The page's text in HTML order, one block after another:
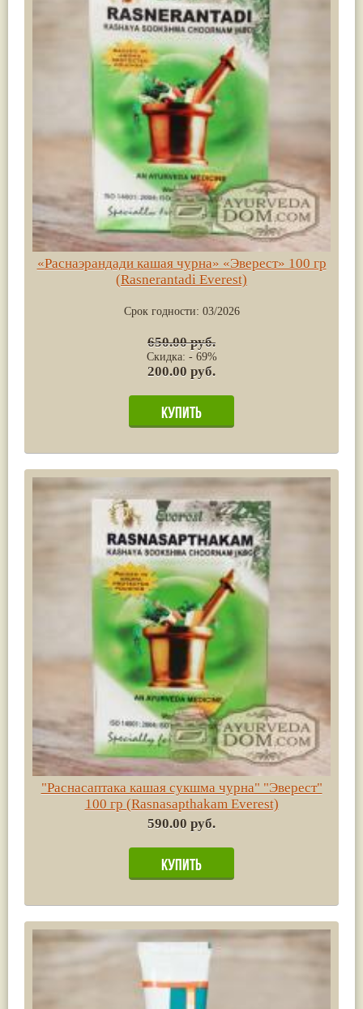
«Раснаэрандади кашая чурна» «Эверест» 100 гр
(Rasnerantadi Everest)
Срок годности: 03/2026
650.00 руб.
Скидка: - 69%
200.00 руб.
"Раснасаптака кашая сукшма чурна" "Эверест"
100 гр (Rasnasapthakam Everest)
590.00 руб.